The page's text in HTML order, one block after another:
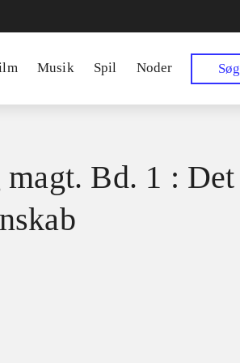
Musik Spil Noder Søg
Bd. 1 : Det